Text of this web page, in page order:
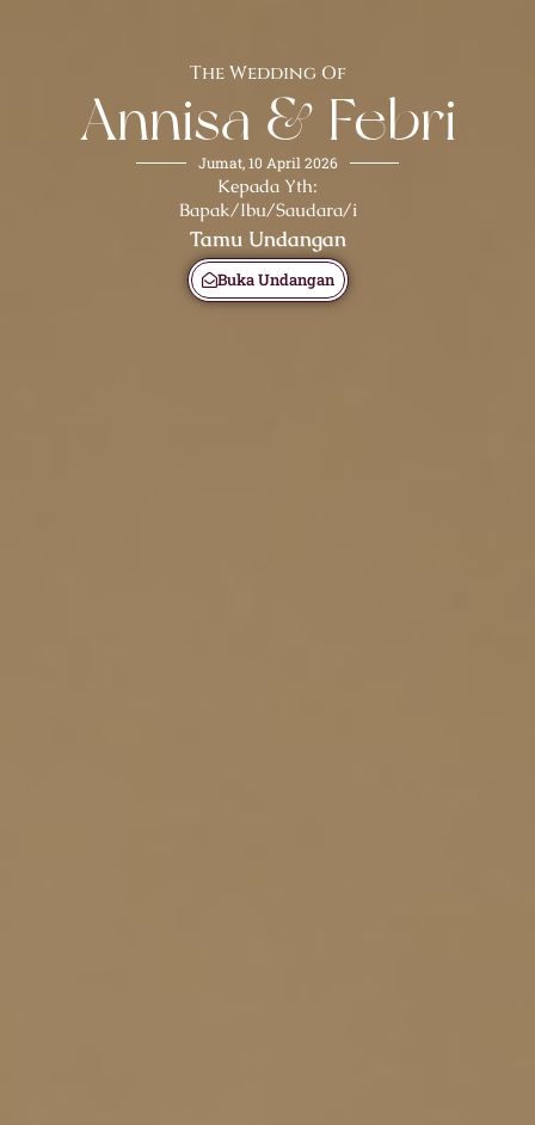
The Wedding Of
Annisa & Febri
Jumat, 10 April 2026
Kepada Yth:
Bapak/Ibu/Saudara/i
Tamu Undangan
Buka Undangan